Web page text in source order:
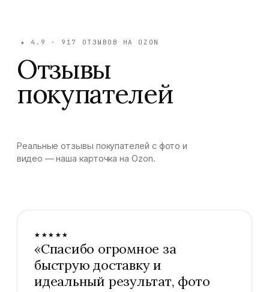
★ 4.9 · 917 ОТЗЫВОВ НА OZON
Отзывы
покупателей
Реальные отзывы покупателей с фото и
видео — наша карточка на Ozon.
★★★★★
«Спасибо огромное за
быструю доставку и
идеальный результат, фото